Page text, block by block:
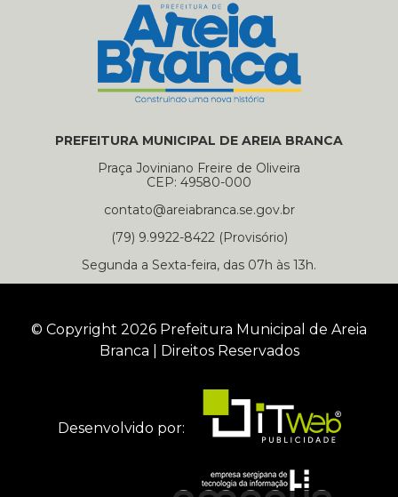
PREFEITURA MUNICIPAL DE AREIA BRANCA
Praça Joviniano Freire de Oliveira
CEP: 49580-000
contato@areiabranca.se.gov.br
(79) 9.9922-8422 (Provisório)
Segunda a Sexta-feira, das 07h às 13h.
© Copyright 2026 Prefeitura Municipal de Areia
Branca | Direitos Reservados
Desenvolvido por: